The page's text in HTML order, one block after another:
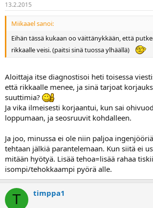
13.2.2015
Miikaael sanoi:
Eihän tässä kukaan oo väittänykkään, että
rikkaalle veisi. (paitsi sinä tuossa ylhäällä)
Aloittaja itse diagnostisoi heti toisessa
että rikkaalle menee, ja sinä tarjoat
suuttimia?
Ja vika ilmeisesti korjaantui, kun sai
loppumaan, ja seosruuvit kohdalleen.
Ja joo, minussa ei ole niin paljoa
tehtaan jälkiä parantelemaan. Kun siitä ei
mitään hyötyä. Lisää tehoa=lisää rahaa
isompi/tehokkaampi pyörä alle.
T timppa1